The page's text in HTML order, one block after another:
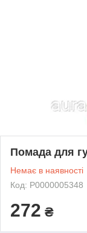
Помада для
Немає в наявності
Код: P0000005348
272 ₴